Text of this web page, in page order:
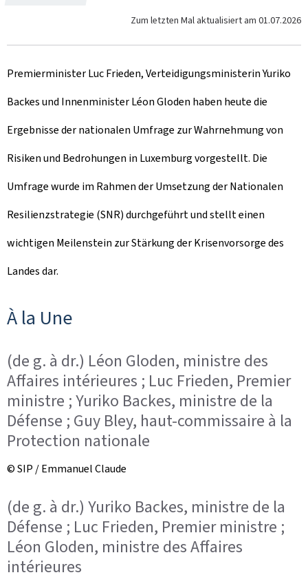
m
Zum letzten Mal aktualisiert am 01.07.2026
Premierminister Luc Frieden, Verteidigungsministerin Yuriko
Backes und Innenminister Léon Gloden haben heute die
Ergebnisse der nationalen Umfrage zur Wahrnehmung von
Risiken und Bedrohungen in Luxemburg vorgestellt. Die
Umfrage wurde im Rahmen der Umsetzung der Nationalen
Resilienzstrategie (SNR) durchgeführt und stellt einen
wichtigen Meilenstein zur Stärkung der Krisenvorsorge des
Landes dar.
À la Une
(de g. à dr.) Léon Gloden, ministre des
Affaires intérieures ; Luc Frieden, Premier
ministre ; Yuriko Backes, ministre de la
Défense ; Guy Bley, haut-commissaire à la
Protection nationale
© SIP / Emmanuel Claude
(de g. à dr.) Yuriko Backes, ministre de la
Défense ; Luc Frieden, Premier ministre ;
Léon Gloden, ministre des Affaires
intérieures